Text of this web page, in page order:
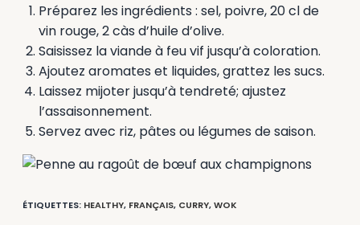
Préparez les ingrédients : sel, poivre, 20 cl de
vin rouge, 2 càs d’huile d’olive.
Saisissez la viande à feu vif jusqu’à coloration.
Ajoutez aromates et liquides, grattez les sucs.
Laissez mijoter jusqu’à tendreté; ajustez
l’assaisonnement.
Servez avec riz, pâtes ou légumes de saison.
ÉTIQUETTES: HEALTHY, FRANÇAIS, CURRY,WOK